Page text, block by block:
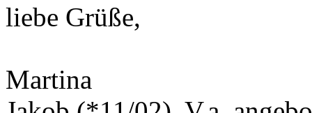
liebe Grüße,
Martina